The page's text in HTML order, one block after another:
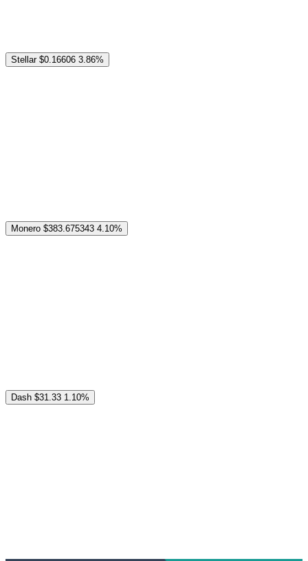
Stellar $0.16606 3.86%
Monero $383.675343 4.10%
Dash $31.33 1.10%